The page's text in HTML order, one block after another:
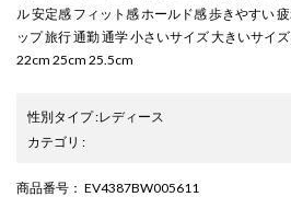
ル 安定感 フィット感 ホールド感 歩きやすい
ップ 旅行 通勤 通学 小さいサイズ 大きいサイ
22cm 25cm 25.5cm
性別タイプ:レディース
カテゴリ :
商品番号 ： EV4387BW005611